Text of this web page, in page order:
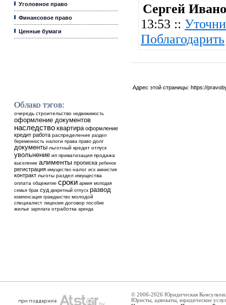
Уголовное право
Финансовое право
Ценные бумаги
Облако тэгов:
очередь строительство недвижимость
оформление документов
наследство квартира оформление
кредит работа распределение раздел
беременность налоги права право долг
документы льготный кредит отпуск
увольнение ип приватизация продажа
выселение алименты прописка ребенок
регистрация имущество налог иск амнистия
контракт льготы раздел имущества
оплата общежитие сроки армия молодая
семья брак суд декретный отпуск развод
компенсация гражданство молодой
специалист лицензия договор пособие
жилье зарплата отработка аренда
Сергей
13:53 ::
Поблагодарить
Адрес этой страницы: https://
© 2006-2026 Юридическая
Юристы, адвокаты, юридические